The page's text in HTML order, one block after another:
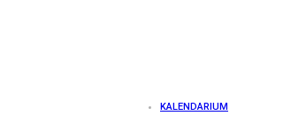
KALENDARIUM